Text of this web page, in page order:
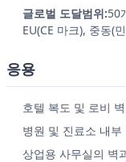
글로벌 도달범위:50
EU(CE 마크), 중동(
응용
호텔 복도 및 로비
병원 및 진료소 내부
상업용 사무실의 벽